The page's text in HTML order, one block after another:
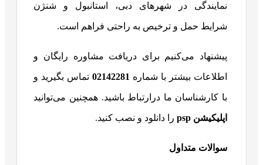
نمایندگی در شهرهای دبی، استانبول و شنژن
شرایط حمل و ترخیص به راحتی فراهم است.
پیشنهاد می‌کنیم برای دریافت مشاوره رایگان و
اطلاعات بیشتر با شماره 02142281تماس بگیرید و
با کارشناسان ما درارتباط باشید. همچنین می‌توانید
اپلیکیشن psp را دانلود و نصب کنید.
سوالات متداول